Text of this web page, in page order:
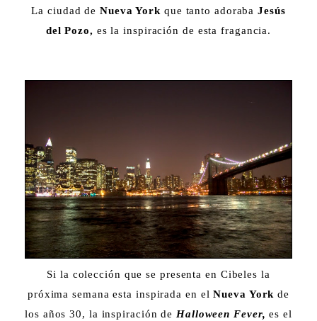
La ciudad de Nueva York que tanto adoraba Jesús
del Pozo, es la inspiración de esta fragancia.
Si la colección que se presenta en Cibeles la
próxima semana esta inspirada en el Nueva Yorkde
los años 30, la inspiración deHalloween Fever, es el